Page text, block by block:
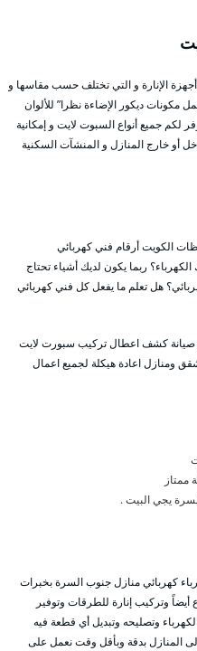
الإنارة و التي تختلف حسب مقاسها و
مكونات ديكور الإضاءة نظرا” للألوان
لكم جميع أنواع السبوت لايت و إمكانية
أو خارج المنازل و المنشآت السكنية
الكويت أرقام فني كهربائي
ربما يكون لديك أشياء تحتاج
هل تعلم ما يفعل كل فني كهربائي
ساعه تصليح صيانة كشف اعطال تركيب سبورت لايت
ومنازل اعادة هيكلة لجميع اعمال
ممتاز
يجي البيت .
كهربائي منازل جنوب السرة بخبرات
أيضاً وتركيب إنارة للطرقات وتوفير
وتصليحه وتبديل أي قطعة فيه
إلى المنازل بدقة وبأقل وقت نعمل على